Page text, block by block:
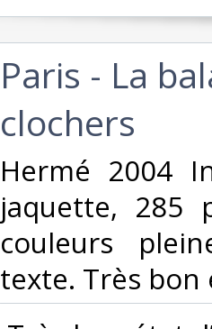
‎Paris - La
clochers‎
‎Hermé 2004
jaquette, 285
couleurs
texte. Très bon